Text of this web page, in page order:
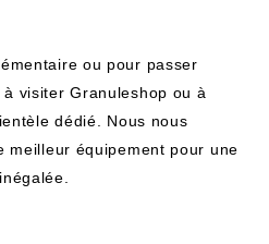
ou pour passer
à visiter Granuleshop ou à
dédié. Nous nous
meilleur équipement pour une